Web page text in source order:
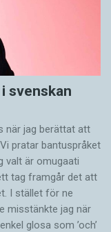
svenskan
när jag berättat att
pratar bantuspråket
valt är omugaati
ett tag framgår det att
I stället för ne
misstänkte jag när
glosa som ’och’